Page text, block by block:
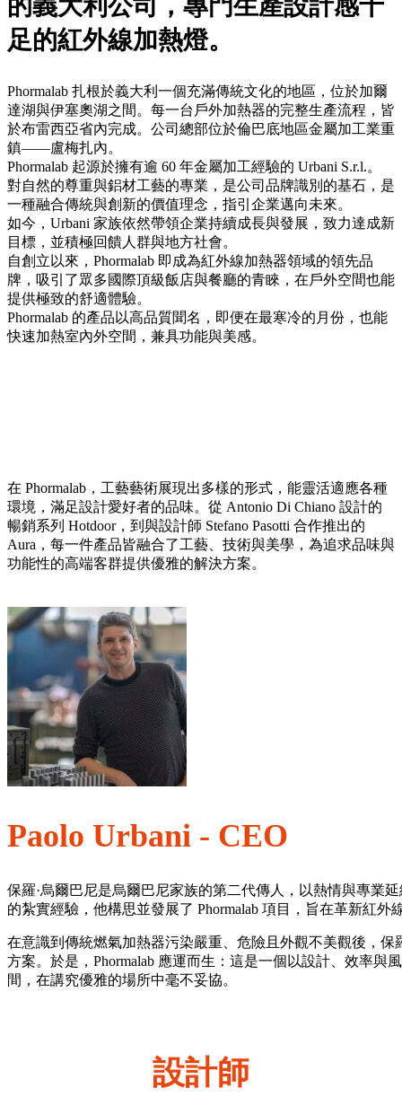
的義大利公司，專門生產設計感十
足的紅外線加熱燈。
Phormalab 扎根於義大利一個充滿傳統文化的地區，位於加爾
達湖與伊塞奧湖之間。每一台戶外加熱器的完整生產流程，皆
於布雷西亞省內完成。公司總部位於倫巴底地區金屬加工業重
鎮——盧梅扎內。
Phormalab 起源於擁有逾 60 年金屬加工經驗的 Urbani S.r.l.。
對自然的尊重與鋁材工藝的專業，是公司品牌識別的基石，是
一種融合傳統與創新的價值理念，指引企業邁向未來。
如今，Urbani 家族依然帶領企業持續成長與發展，致力達成新
目標，並積極回饋人群與地方社會。
自創立以來，Phormalab 即成為紅外線加熱器領域的領先品
牌，吸引了眾多國際頂級飯店與餐廳的青睞，在戶外空間也能
提供極致的舒適體驗。
Phormalab 的產品以高品質聞名，即便在最寒冷的月份，也能
快速加熱室內外空間，兼具功能與美感。
在 Phormalab，工藝藝術展現出多樣的形式，能靈活適應各種
環境，滿足設計愛好者的品味。從 Antonio Di Chiano 設計的
暢銷系列 Hotdoor，到與設計師 Stefano Pasotti 合作推出的
Aura，每一件產品皆融合了工藝、技術與美學，為追求品味與
功能性的高端客群提供優雅的解決方案。
Paolo Urbani - CEO
保羅·烏爾巴尼是烏爾巴尼家族的第二代傳人，以熱情與專業
的紮實經驗，他構思並發展了 Phormalab 項目，旨在革新紅外
在意識到傳統燃氣加熱器污染嚴重、危險且外觀不美觀後，
方案。於是，Phormalab 應運而生：這是一個以設計、效率與
間，在講究優雅的場所中毫不妥協。
設計師